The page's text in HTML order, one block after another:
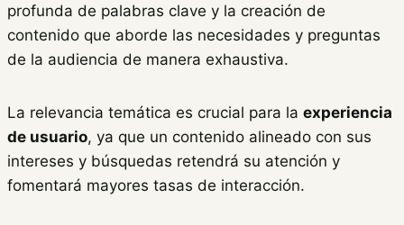
profunda de palabras clave y la creación de
contenido que aborde las necesidades y preguntas
de la audiencia de manera exhaustiva.
La relevancia temática es crucial para la experiencia
de usuario, ya que un contenido alineado con sus
intereses y búsquedas retendrá su atención y
fomentará mayores tasas de interacción.